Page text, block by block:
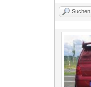
Suchen